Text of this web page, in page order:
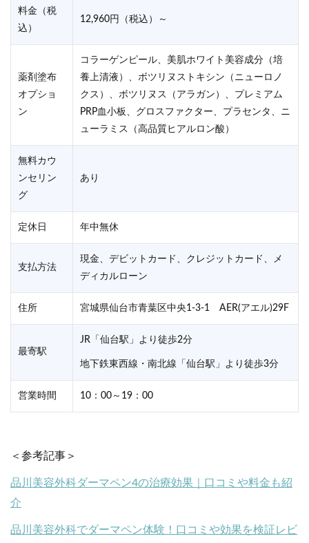
料金（税
込）
12,960円（税込）～
薬剤塗布
オプショ
ン
コラーゲンピール、美肌ホワイト美容成分（培
養上清液）、ボツリヌストキシン（ニューロノ
クス）、ボツリヌス（アラガン）、プレミアム
PRP血小板、グロスファクター、プラセンタ、ニ
ューラミス（高品質ヒアルロン酸）
無料カウ
ンセリン
グ
あり
定休日 年中無休
支払方法
現金、デビットカード、クレジットカード、メ
ディカルローン
住所 宮城県仙台市青葉区中央1-3-1 AER(アエル)29F
最寄駅
JR「仙台駅」より徒歩2分
地下鉄東西線・南北線「仙台駅」より徒歩3分
営業時間 10：00～19：00
＜参考記事＞
品川美容外科ダーマペン4の治療効果｜口コミや料金も紹
介
品川美容外科でダーマペン体験！口コミや効果を検証レビ